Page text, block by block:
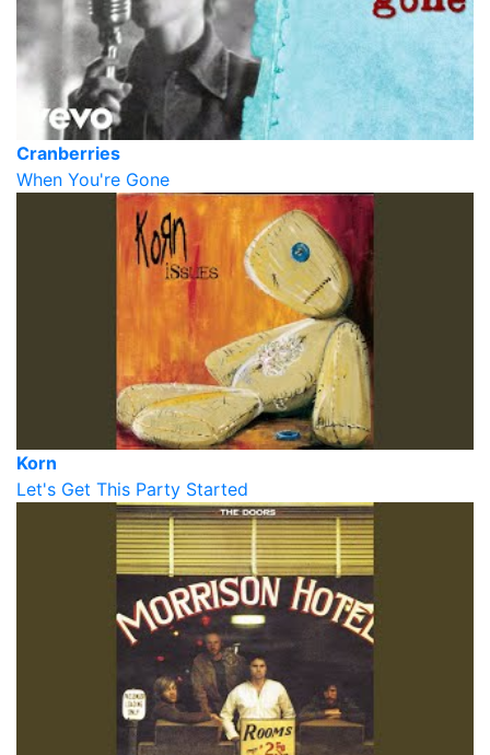
Cranberries
When You're Gone
Korn
Let's Get This Party Started